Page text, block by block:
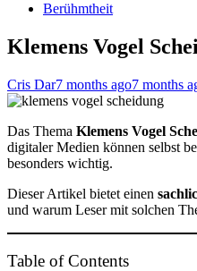
Berühmtheit
Klemens Vogel
Cris Dar7 months ago7 months
Das Thema Klemens Vogel
digitaler Medien können selbst
besonders wichtig.
Dieser Artikel bietet einen
und warum Leser mit solchen
Table of Contents